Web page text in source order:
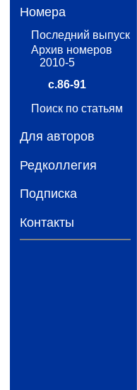
Номера
Последний выпуск
Архив номеров
2010-5
с.86-91
Поиск по статьям
Для авторов
Редколлегия
Подписка
Контакты